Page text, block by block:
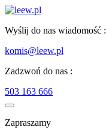
Wyślij do nas wiadomość :
komis@leew.pl
Zadzwoń do nas :
503 163 666
Zapraszamy